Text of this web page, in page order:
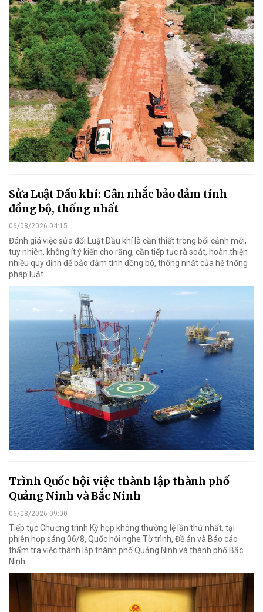
Sửa Luật Dầu khí: Cân nhắc bảo đảm tính
đồng bộ, thống nhất
06/08/2026 04:15
Đánh giá việc sửa đổi Luật Dầu khí là cần thiết trong bối cảnh mới,
tuy nhiên, không ít ý kiến cho rằng, cần tiếp tục rà soát, hoàn thiện
nhiều quy định để bảo đảm tính đồng bộ, thống nhất của hệ thống
pháp luật.
Trình Quốc hội việc thành lập thành phố
Quảng Ninh và Bắc Ninh
06/08/2026 09:00
Tiếp tục Chương trình Kỳ họp không thường lệ lần thứ nhất, tại
phiên họp sáng 06/8, Quốc hội nghe Tờ trình, Đề án và Báo cáo
thẩm tra việc thành lập thành phố Quảng Ninh và thành phố Bắc
Ninh.